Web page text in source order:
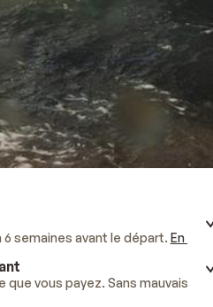
semaines avant le départ. En
que vous payez. Sans mauvaises